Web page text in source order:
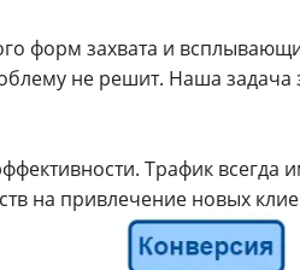
форм захвата и
не решит. Наша
Трафик
на привлечение новых